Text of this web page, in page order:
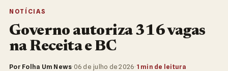
NOTÍCIAS
Governo autoriza 316 vagas
na Receita e BC
Por Folha Um News·06 de julho de 2026· 1 min de leitura